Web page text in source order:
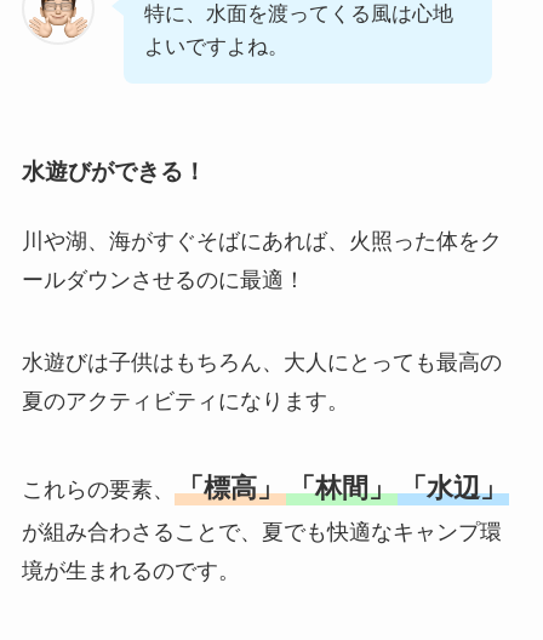
特に、水面を渡ってくる風は心地
よいですよね。
水遊びができる！
川や湖、海がすぐそばにあれば、火照った体をク
ールダウンさせるのに最適！
水遊びは子供はもちろん、大人にとっても最高の
夏のアクティビティになります。
これらの要素、 「標高」「林間」「水辺」
が組み合わさることで、夏でも快適なキャンプ環
境が生まれるのです。